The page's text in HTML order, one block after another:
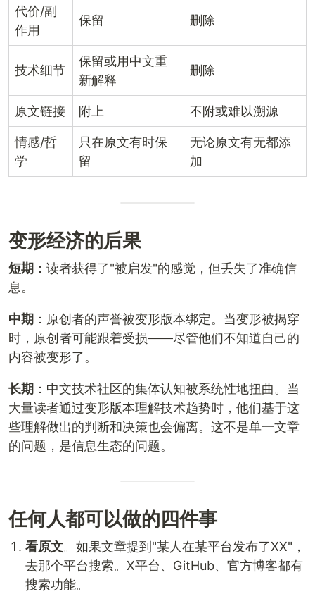
代价/副
作用
保留 删除
技术细节
保留或用中文重
新解释
删除
原文链接 附上 不附或难以溯源
情感/哲
学
只在原文有时保
留
无论原文有无都添
加
变形经济的后果
短期 ：读者获得了"被启发"的感觉，但丢失了准确信
息。
中期 ：原创者的声誉被变形版本绑定。当变形被揭穿
时，原创者可能跟着受损——尽管他们不知道自己的
内容被变形了。
长期 ：中文技术社区的集体认知被系统性地扭曲。当
大量读者通过变形版本理解技术趋势时，他们基于这
些理解做出的判断和决策也会偏离。这不是单一文章
的问题，是信息生态的问题。
任何人都可以做的四件事
看原文。如果文章提到"某人在某平台发布了XX"，
去那个平台搜索。X平台、GitHub、官方博客都有
搜索功能。